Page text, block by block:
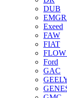
DUB
Exeed
FAW
FIAT
Ford
GAC